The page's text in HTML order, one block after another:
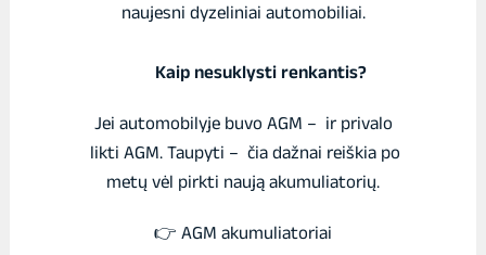
naujesni dyzeliniai automobiliai.
Kaip nesuklysti renkantis?
Jei automobilyje buvo AGM – ir privalo
likti AGM. Taupyti – čia dažnai reiškia po
metų vėl pirkti naują akumuliatorių.
👉 AGM akumuliatoriai